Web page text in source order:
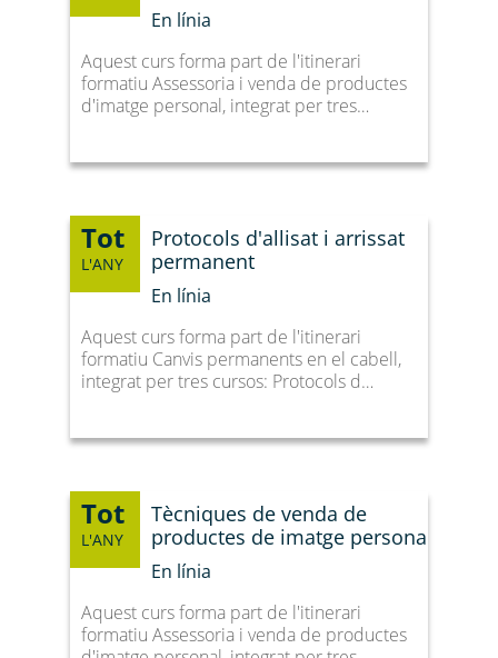
En línia
Aquest curs forma part de l'itinerari
formatiu Assessoria i venda de productes
d'imatge personal, integrat per tres…
Tot
L'ANY
Protocols d'allisat i arrissat
permanent
En línia
Aquest curs forma part de l'itinerari
formatiu Canvis permanents en el cabell,
integrat per tres cursos: Protocols d…
Tot
L'ANY
Tècniques de venda de
productes de imatge personal
En línia
Aquest curs forma part de l'itinerari
formatiu Assessoria i venda de productes